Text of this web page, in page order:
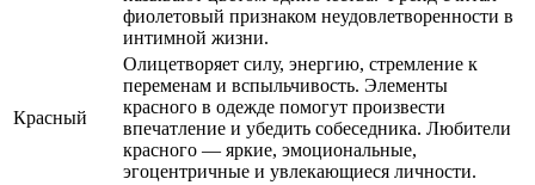
фиолетовый признаком неудовлетворенности в
интимной жизни.
Красный
Олицетворяет силу, энергию, стремление к
переменам и вспыльчивость. Элементы
красного в одежде помогут произвести
впечатление и убедить собеседника. Любители
красного — яркие, эмоциональные,
эгоцентричные и увлекающиеся личности.